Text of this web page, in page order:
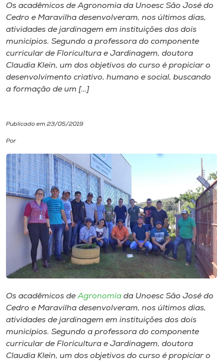
I.nova
Diplomados
Cultura
Biblioteca
Editora
Rádio
Museu
Unoesc
Store
Selecione
Os acadêmicos de Agronomia da Unoesc São José do
Cedro e Maravilha desenvolveram, nos últimos dias,
atividades de jardinagem em instituições dos dois
municípios. Segundo a professora do componente
curricular de Floricultura e Jardinagem, doutora
Claudia Klein, um dos objetivos do curso é propiciar o
desenvolvimento criativo, humano e social, buscando
a formação de um […]
Publicado em 23/05/2019
Por
Os acadêmicos deAgronomia da Unoesc São José do
Cedro e Maravilha desenvolveram, nos últimos dias,
atividades de jardinagem em instituições dos dois
municípios. Segundo a professora do componente
curricular de Floricultura e Jardinagem, doutora
Claudia Klein, um dos objetivos do curso é propiciar o